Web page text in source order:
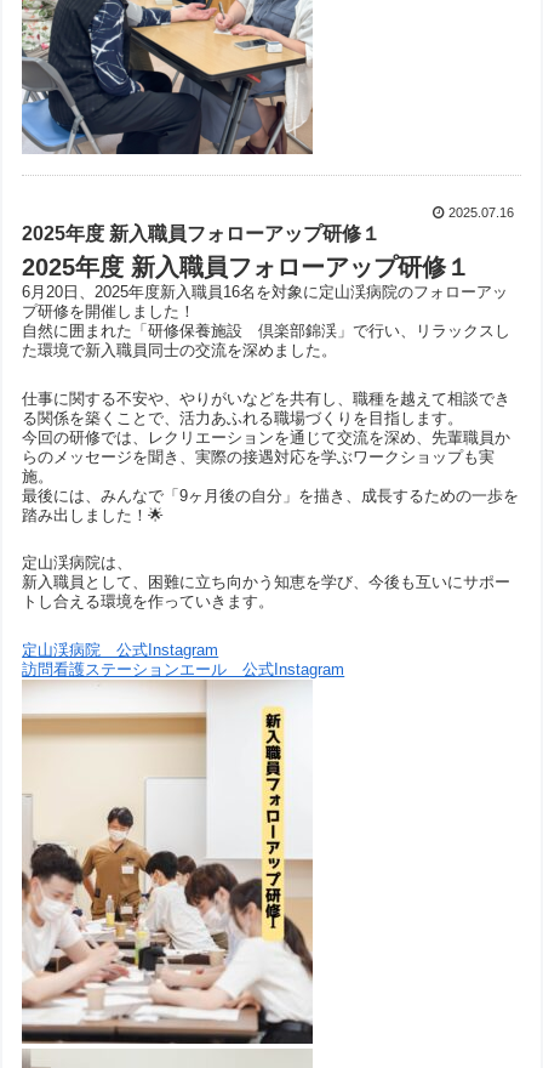
2025.07.16
2025年度 新入職員フォローアップ研修１
2025年度 新入職員フォローアップ研修１
6月20日、2025年度新入職員16名を対象に定山渓病院のフォローアッ
プ研修を開催しました！
自然に囲まれた「研修保養施設 倶楽部錦渓」で行い、リラックスし
た環境で新入職員同士の交流を深めました。
仕事に関する不安や、やりがいなどを共有し、職種を越えて相談でき
る関係を築くことで、活力あふれる職場づくりを目指します。
今回の研修では、レクリエーションを通じて交流を深め、先輩職員か
らのメッセージを聞き、実際の接遇対応を学ぶワークショップも実
施。
最後には、みんなで「9ヶ月後の自分」を描き、成長するための一歩を
踏み出しました！🌟
定山渓病院は、
新入職員として、困難に立ち向かう知恵を学び、今後も互いにサポー
トし合える環境を作っていきます。
定山渓病院 公式Instagram
訪問看護ステーションエール 公式Instagram